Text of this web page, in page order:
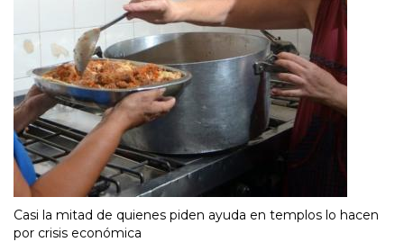
Casi la mitad de quienes piden ayuda en templos lo hacen
por crisis económica